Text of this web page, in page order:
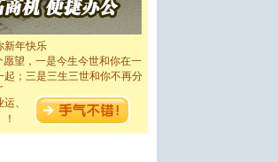
到你我要充电；没有你我会
我事业，抱你是我特长，吻
新年快乐
望，一是今生今世和你在一
；三是三生三世和你不再分
一刻，你在我身后无助地哭
你。我转身抱住你：这猪不
。
、